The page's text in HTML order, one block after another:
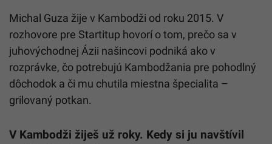
Michal Guza žije v Kambodži od roku 2015. V
rozhovore pre Startitup hovorí o tom, prečo sa v
juhovýchodnej Ázii našincovi podniká ako v
rozprávke, čo potrebujú Kambodžania pre pohodlný
dôchodok a či mu chutila miestna špecialita –
grilovaný potkan.
V Kambodži žiješ už roky. Kedy si ju navštívil